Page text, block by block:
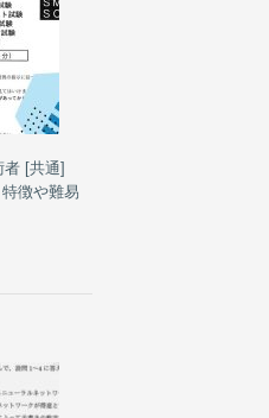
者 [共通]
徴や難易